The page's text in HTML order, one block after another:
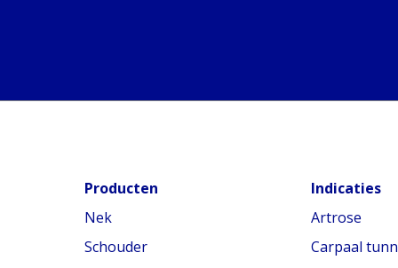
Producten
Nek
Schouder
Indicaties
Artrose
Carpaal